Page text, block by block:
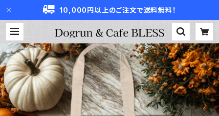
10,000円以上のご注文で送料無料！